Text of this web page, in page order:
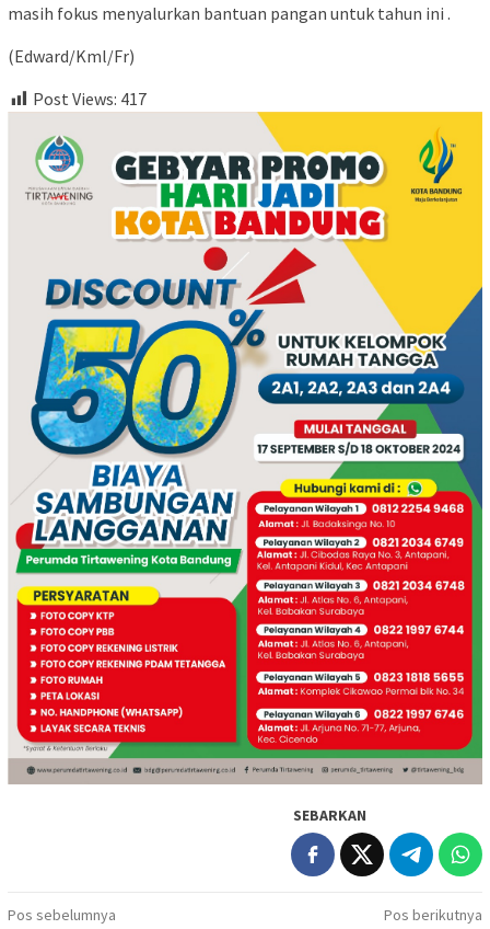
masih fokus menyalurkan bantuan pangan untuk tahun ini .
(Edward/Kml/Fr)
Post Views: 417
SEBARKAN
Navigasi
Pos sebelumnya
Pos berikutnya